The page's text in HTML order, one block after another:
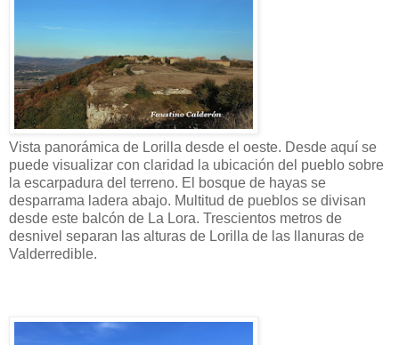
Vista panorámica de Lorilla desde el oeste. Desde aquí se
puede visualizar con claridad la ubicación del pueblo sobre
la escarpadura del terreno. El bosque de hayas se
desparrama ladera abajo. Multitud de pueblos se divisan
desde este balcón de La Lora. Trescientos metros de
desnivel separan las alturas de Lorilla de las llanuras de
Valderredible.